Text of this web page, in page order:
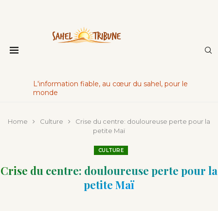
L'information fiable, au cœur du sahel, pour le
monde
Home Culture
Crise du centre: douloureuse perte pour la
petite Maï
CULTURE
Crise du centre: douloureuse perte pour la
petite Maï